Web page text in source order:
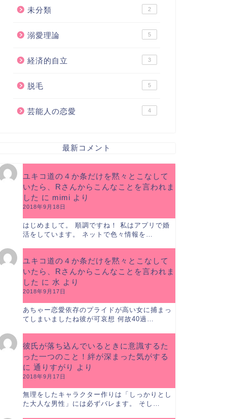
未分類 2
溺愛理論 5
経済的自立 3
脱毛 5
芸能人の恋愛 4
最新コメント
ユキコ道の４か条だけを黙々とこなして
いたら、Rさんからこんなことを言われま
した に mimi より
2018年9月18日
はじめまして。 順調ですね！ 私はアプリで婚
活をしています。 ネットで色々情報を…
ユキコ道の４か条だけを黙々とこなして
いたら、Rさんからこんなことを言われま
した に 水 より
2018年9月17日
あちゃー恋愛依存のプライドが高い女に捕まっ
てしまいましたね彼が可哀想 何故40過…
彼氏が落ち込んでいるときに意識するた
った一つのこと！絆が深まった気がする
に通りすがり より
2018年9月17日
無理をしたキャラクター作りは「しっかりとし
た大人な男性」には必ずバレます。 そし…